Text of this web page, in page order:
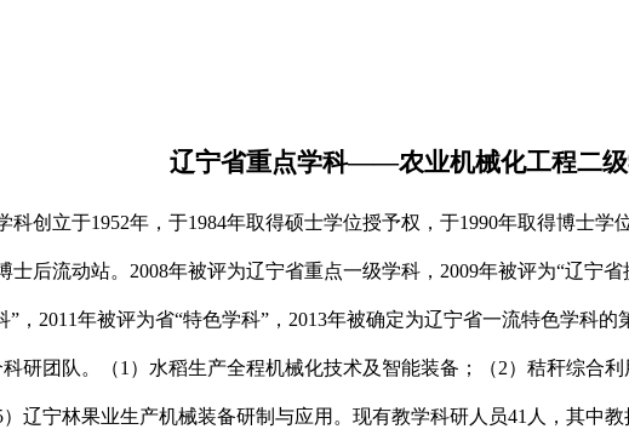
辽宁省重点学科——农业机械化工程二
科创立于1952年，于1984年取得硕士学位授予权，于1990年取得博士
士后流动站。2008年被评为辽宁省重点一级学科，2009年被评为“辽宁
”，2011年被评为省“特色学科”，2013年被确定为辽宁省一流特色学科
研团队。（1）水稻生产全程机械化技术及智能装备；（2）秸秆综合
辽宁林果业生产机械装备研制与应用。现有教学科研人员41人，其中